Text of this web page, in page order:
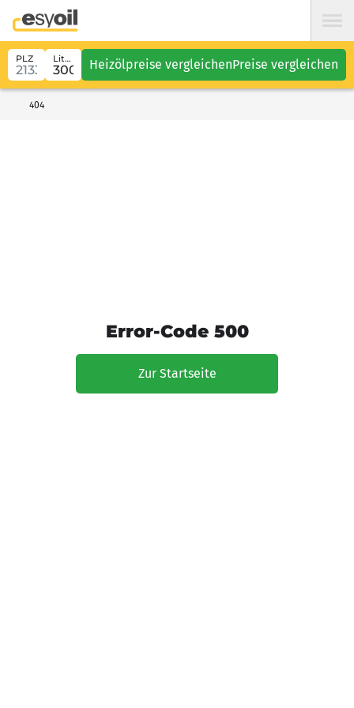
PLZ Liter Heizölpreise vergleichenPreise vergleichen
404
Error-Code 500
Zur Startseite